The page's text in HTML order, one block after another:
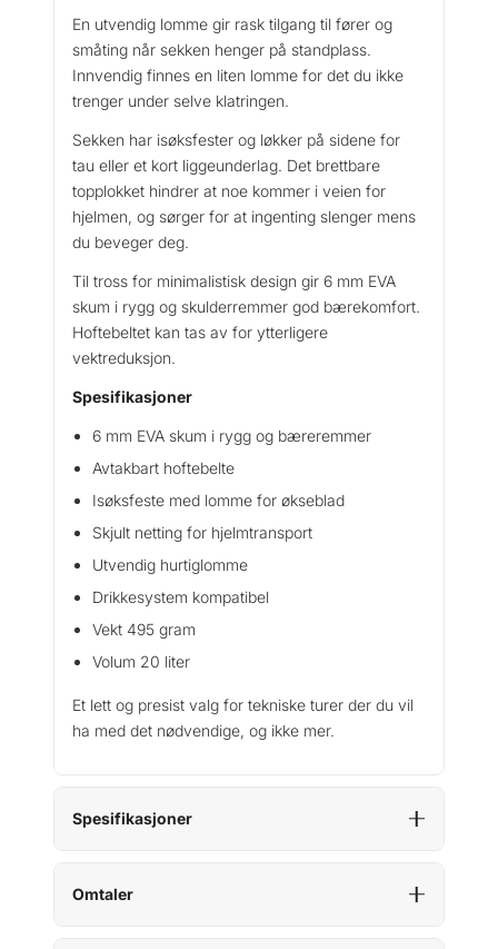
En utvendig lomme gir rask tilgang til fører og
småting når sekken henger på standplass.
Innvendig finnes en liten lomme for det du ikke
trenger under selve klatringen.
Sekken har isøksfester og løkker på sidene for
tau eller et kort liggeunderlag. Det brettbare
topplokket hindrer at noe kommer i veien for
hjelmen, og sørger for at ingenting slenger mens
du beveger deg.
Til tross for minimalistisk design gir 6 mm EVA
skum i rygg og skulderremmer god bærekomfort.
Hoftebeltet kan tas av for ytterligere
vektreduksjon.
Spesifikasjoner
6 mm EVA skum i rygg og bæreremmer
Avtakbart hoftebelte
Isøksfeste med lomme for økseblad
Skjult netting for hjelmtransport
Utvendig hurtiglomme
Drikkesystem kompatibel
Vekt 495 gram
Volum 20 liter
Et lett og presist valg for tekniske turer der du vil
ha med det nødvendige, og ikke mer.
Spesifikasjoner
Omtaler